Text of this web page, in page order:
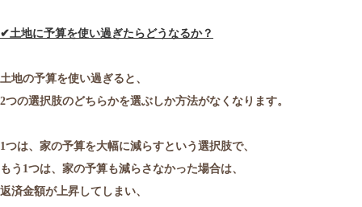
✔土地に予算を使い過ぎたらどうなるか？
土地の予算を使い過ぎると、
2つの選択肢のどちらかを選ぶしか方法がなくなります。
1つは、家の予算を大幅に減らすという選択肢で、
もう1つは、家の予算も減らさなかった場合は、
返済金額が上昇してしまい、